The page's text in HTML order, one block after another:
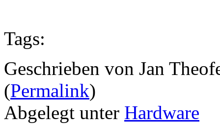
Tags:
Geschrieben von Jan
(Permalink)
Abgelegt unter Hardware